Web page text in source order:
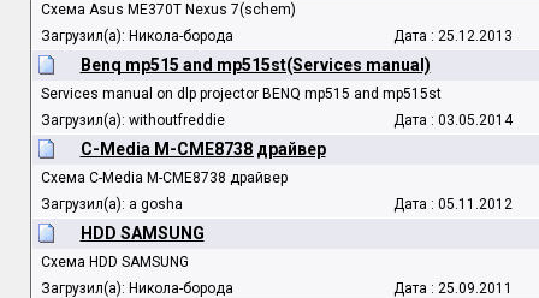
Схема Asus ME370T Nexus 7(schem)
Загрузил(а): Никола-борода
Дата : 25.12.2013
Benq mp515 and mp515st(Services manual)
Services manual on dlp projector BENQ mp515 and mp515st
Загрузил(а): withoutfreddie
Дата : 03.05.2014
C-Media M-CME8738 драйвер
Схема C-Media M-CME8738 драйвер
Загрузил(а): a gosha
Дата : 05.11.2012
HDD SAMSUNG
Схема HDD SAMSUNG
Загрузил(а): Никола-борода
Дата : 25.09.2011